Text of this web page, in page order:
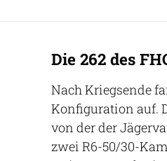
Die 262 des
Nach Kriegsende
Konfiguration auf.
von der der
zwei R6-50/30-